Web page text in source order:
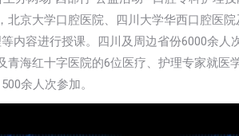
京大学口腔医院、四川大学华西口腔医院
内容进行授课。四川及周边省份6000余人
海红十字医院的6位医疗、护理专家就医
余人次参加。